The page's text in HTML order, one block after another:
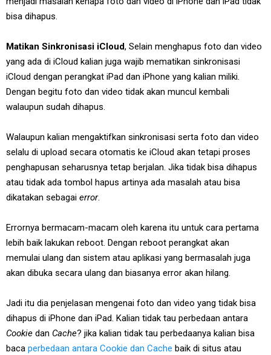
bisa dihapus.
Matikan Sinkronisasi iCloud, Selain menghapus foto dan video
yang ada di iCloud kalian juga wajib mematikan sinkronisasi
iCloud dengan perangkat iPad dan iPhone yang kalian miliki.
Dengan begitu foto dan video tidak akan muncul kembali
walaupun sudah dihapus.
Walaupun kalian mengaktifkan sinkronisasi serta foto dan video
selalu di upload secara otomatis ke iCloud akan tetapi proses
penghapusan seharusnya tetap berjalan. Jika tidak bisa dihapus
atau tidak ada tombol hapus artinya ada masalah atau bisa
dikatakan sebagai error.
Errornya bermacam-macam oleh karena itu untuk cara pertama
lebih baik lakukan reboot. Dengan reboot perangkat akan
memulai ulang dan sistem atau aplikasi yang bermasalah juga
akan dibuka secara ulang dan biasanya error akan hilang.
Jadi itu dia penjelasan mengenai foto dan video yang tidak bisa
dihapus di iPhone dan iPad. Kalian tidak tau perbedaan antara
Cookie dan Cache? jika kalian tidak tau perbedaanya kalian bisa
baca perbedaan antara Cookie dan Cache baik di situs atau